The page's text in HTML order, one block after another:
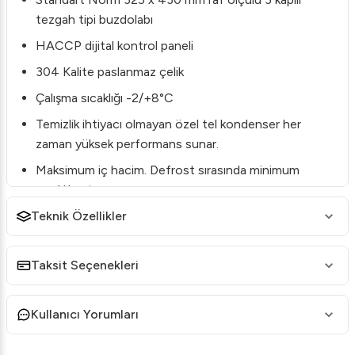
tezgah tipi buzdolabı
HACCP dijital kontrol paneli
304 Kalite paslanmaz çelik
Çalışma sıcaklığı -2/+8°C
Temizlik ihtiyacı olmayan özel tel kondenser her
zaman yüksek performans sunar.
Maksimum iç hacim. Defrost sırasında minimum
sıcaklık artışı.
Özel tasarım hava kanalıyla dolap içi optimum hava
dağılımı
Maksimum hijyen için yuvarlatılmış köşeler
Opsiyonel olarak gemi tipi ayaklar veya hareketli
tekerlek seçeneği
Yüksek verimli Mono-block soğutma sistemi
Teknik Özellikler
Taksit Seçenekleri
Kullanıcı Yorumları